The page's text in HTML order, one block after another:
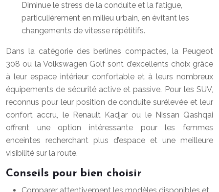
Diminue le stress de la conduite et la fatigue,
particulièrement en milieu urbain, en évitant les
changements de vitesse répétitifs.
Dans la catégorie des berlines compactes, la Peugeot
308 ou la Volkswagen Golf sont d’excellents choix grâce
à leur espace intérieur confortable et à leurs nombreux
équipements de sécurité active et passive. Pour les SUV,
reconnus pour leur position de conduite surélevée et leur
confort accru, le Renault Kadjar ou le Nissan Qashqai
offrent une option intéressante pour les femmes
enceintes recherchant plus d’espace et une meilleure
visibilité sur la route.
Conseils pour bien choisir